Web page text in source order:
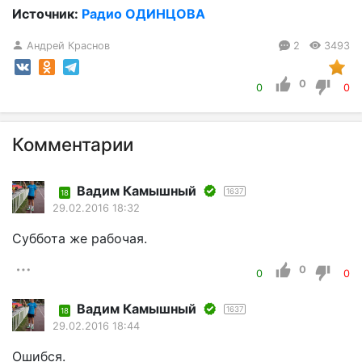
Источник: Радио ОДИНЦОВА
Андрей Краснов 2 3493
0 0 0
Комментарии
18 Вадим Камышный 1637
29.02.2016 18:32
Суббота же рабочая.
0 0 0
18 Вадим Камышный 1637
29.02.2016 18:44
Ошибся.